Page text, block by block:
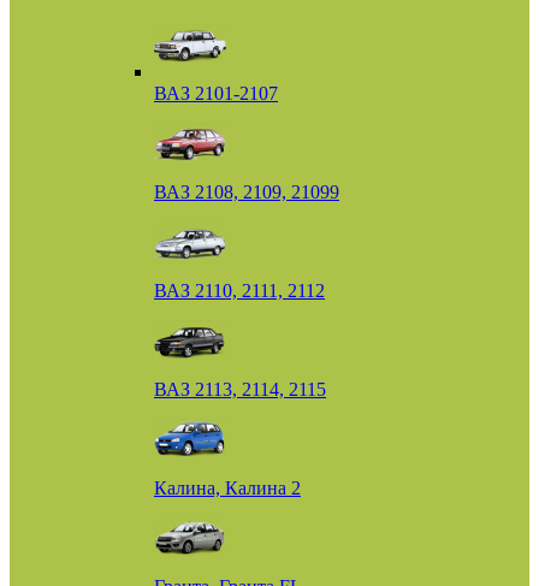
ВАЗ 2101-2107
ВАЗ 2108, 2109, 21099
ВАЗ 2110, 2111, 2112
ВАЗ 2113, 2114, 2115
Калина, Калина 2